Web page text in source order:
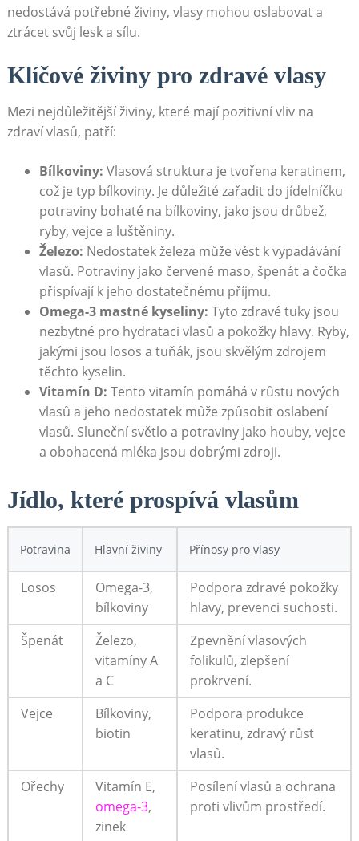
nedostává potřebné živiny, vlasy mohou oslabovat a
⁣ztrácet svůj lesk⁤ a sílu.
Klíčové živiny pro zdravé vlasy
Mezi nejdůležitější živiny, které mají pozitivní vliv na
zdraví vlasů, patří:
Bílkoviny: Vlasová struktura je tvořena keratinem,
což je typ bílkoviny. Je důležité zařadit do jídelníčku
potraviny bohaté ​na bílkoviny, ⁢jako jsou drůbež,⁢
ryby, vejce a luštěniny.
Železo: Nedostatek železa může vést k vypadávání
‌vlasů. Potraviny jako červené‌ maso, špenát a ⁤čočka
přispívají k jeho dostatečnému příjmu.
Omega-3 mastné kyseliny: Tyto zdravé tuky jsou
⁢nezbytné pro hydrataci vlasů a pokožky hlavy. Ryby,
jakými ‍jsou losos a tuňák, jsou skvělým zdrojem
těchto ‍kyselin.
Vitamín‌ D: Tento vitamín pomáhá v růstu nových
vlasů a jeho nedostatek​ může⁢ způsobit oslabení
vlasů. Sluneční světlo a potraviny jako ⁣houby,‍ vejce
a obohacená mléka jsou dobrými zdroji.
Jídlo, které ⁣prospívá vlasům
Potravina Hlavní živiny Přínosy pro vlasy
Losos
Omega-3,
bílkoviny
Podpora zdravé pokožky
hlavy, prevenci suchosti.
Špenát
Železo,
vitamíny⁤ A
a⁤ C
Zpevnění ​vlasových
folikulů, zlepšení
prokrvení.
Vejce
Bílkoviny,
biotin
Podpora produkce
keratinu, zdravý růst
vlasů.
Ořechy
Vitamín ​E,
omega-3,
zinek
Posílení vlasů a ochrana
proti vlivům prostředí.